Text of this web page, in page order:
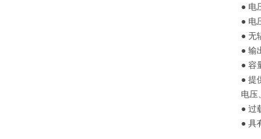
● 电
● 电
● 无
● 输
● 容
● 提
电压
● 过
● 具